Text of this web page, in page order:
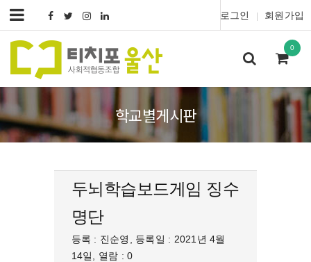
로그인 회원가입
0
학교별게시판
두뇌학습보드게임 징수
명단
등록 : 진순영, 등록일 : 2021년 4월
14일, 열람 : 0